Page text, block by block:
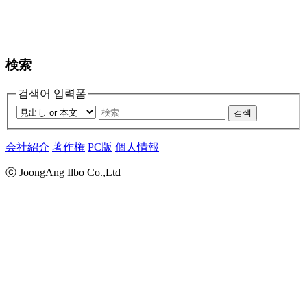
検索
검색어 입력폼
검색
会社紹介 著作権 PC版 個人情報
ⓒ JoongAng Ilbo Co.,Ltd